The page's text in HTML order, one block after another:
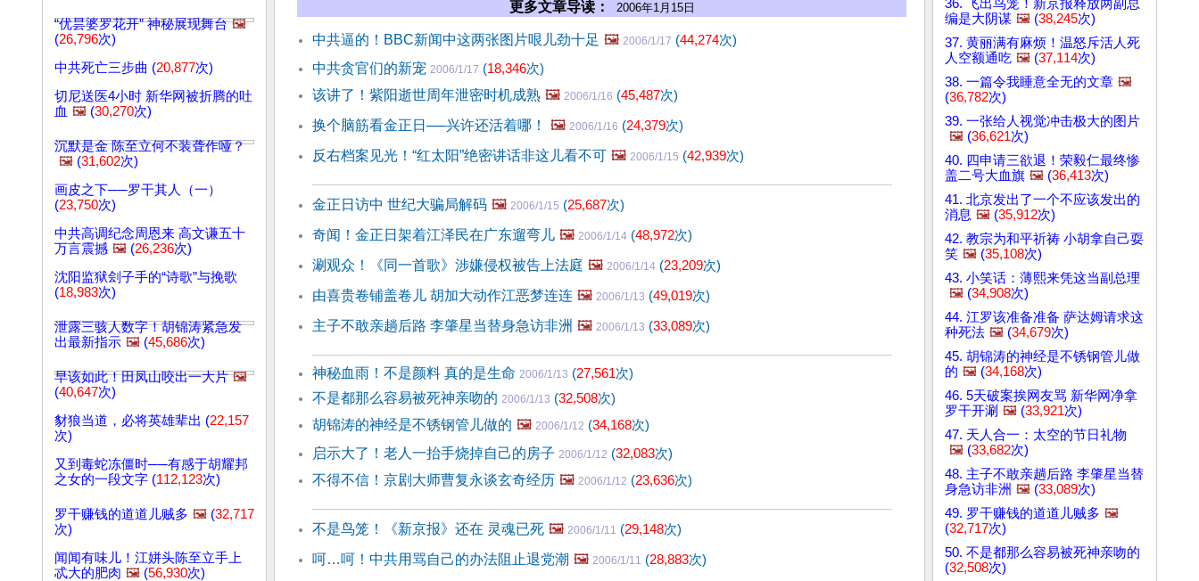
“优昙婆罗花开” 神秘展现舞台 🖼️
(26,796次)
中共死亡三步曲 (20,877次)
切尼送医4小时 新华网被折腾的吐
血 🖼️ (30,270次)
沉默是金 陈至立何不装聋作哑？
🖼️ (31,602次)
画皮之下──罗干其人（一）
(23,750次)
中共高调纪念周恩来 高文谦五十
万言震撼 🖼️ (26,236次)
沈阳监狱刽子手的“诗歌”与挽歌
(18,983次)
泄露三骇人数字！胡锦涛紧急发
出最新指示 🖼️ (45,686次)
早该如此！田凤山咬出一大片 🖼️
(40,647次)
豺狼当道，必将英雄辈出 (22,157
次)
又到毒蛇冻僵时──有感于胡耀邦
之女的一段文字 (112,123次)
罗干赚钱的道道儿贼多 🖼️ (32,717
次)
闻闻有味儿！江姘头陈至立手上
忒大的肥肉 🖼️ (56,930次)
更多文章导读： 2006年1月15日
中共逼的！BBC新闻中这两张图片哏儿劲十足 🖼️ 2006/1/17 (44,274次)
中共贪官们的新宠 2006/1/17 (18,346次)
该讲了！紫阳逝世周年泄密时机成熟 🖼️ 2006/1/16 (45,487次)
换个脑筋看金正日──兴许还活着哪！
🖼️ 2006/1/16 (24,379次)
反右档案见光！“红太阳”绝密讲话非这儿看不可 🖼️ 2006/1/15 (42,939次)
金正日访中 世纪大骗局解码 🖼️ 2006/1/15 (25,687次)
奇闻！金正日架着江泽民在广东遛弯儿 🖼️ 2006/1/14 (48,972次)
涮观众！《同一首歌》涉嫌侵权被告上法庭 🖼️ 2006/1/14 (23,209次)
由喜贵卷铺盖卷儿 胡加大动作江恶梦连连 🖼️ 2006/1/13 (49,019次)
主子不敢亲趟后路 李肇星当替身急访非洲 🖼️ 2006/1/13 (33,089次)
神秘血雨！不是颜料 真的是生命 2006/1/13 (27,561次)
不是都那么容易被死神亲吻的 2006/1/13 (32,508次)
胡锦涛的神经是不锈钢管儿做的 🖼️ 2006/1/12 (34,168次)
启示大了！老人一抬手烧掉自己的房子 2006/1/12 (32,083次)
不得不信！京剧大师曹复永谈玄奇经历 🖼️ 2006/1/12 (23,636次)
不是鸟笼！《新京报》还在 灵魂已死 🖼️ 2006/1/11 (29,148次)
呵…呵！中共用骂自己的办法阻止退党潮 🖼️ 2006/1/11 (28,883次)
36. 飞出鸟笼！新京报释放两副总
编是大阴谋 🖼️ (38,245次)
37. 黄丽满有麻烦！温怒斥活人死
人空额通吃 🖼️ (37,114次)
38. 一篇令我睡意全无的文章 🖼️
(36,782次)
39. 一张给人视觉冲击极大的图片
🖼️ (36,621次)
40. 四申请三欲退！荣毅仁最终惨
盖二号大血旗 🖼️ (36,413次)
41. 北京发出了一个不应该发出的
消息 🖼️ (35,912次)
42. 教宗为和平祈祷 小胡拿自己耍
笑 🖼️ (35,108次)
43. 小笑话：薄熙来凭这当副总理
🖼️ (34,908次)
44. 江罗该准备准备 萨达姆请求这
种死法 🖼️ (34,679次)
45. 胡锦涛的神经是不锈钢管儿做
的 🖼️ (34,168次)
46. 5天破案挨网友骂 新华网净拿
罗干开涮 🖼️ (33,921次)
47. 天人合一：太空的节日礼物
🖼️ (33,682次)
48. 主子不敢亲趟后路 李肇星当替
身急访非洲 🖼️ (33,089次)
49. 罗干赚钱的道道儿贼多 🖼️
(32,717次)
50. 不是都那么容易被死神亲吻的
(32,508次)